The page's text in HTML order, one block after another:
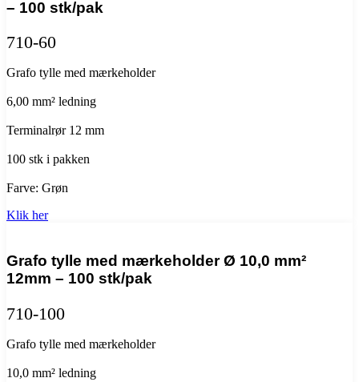
– 100 stk/pak
710-60
Grafo tylle med mærkeholder
6,00 mm² ledning
Terminalrør 12 mm
100 stk i pakken
Farve: Grøn
Klik her
Grafo tylle med mærkeholder Ø 10,0 mm²
12mm – 100 stk/pak
710-100
Grafo tylle med mærkeholder
10,0 mm² ledning